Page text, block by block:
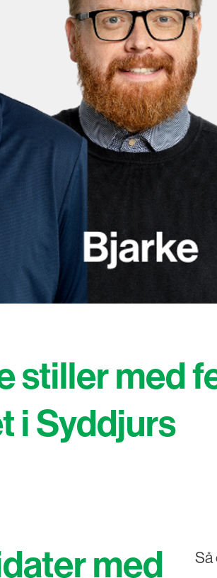
stiller med
i Syddjurs
med
Så